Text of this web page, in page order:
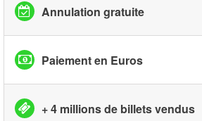
Annulation gratuite
Paiement en Euros
+ 4 millions de billets vendus